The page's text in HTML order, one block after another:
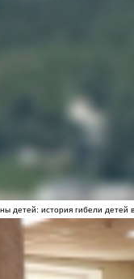
детей: история гибели детей